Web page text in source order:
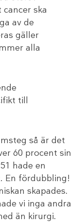
ska
av de
gäller
alla
till
så är det
60 procent sin
hade en
En fördubbling!
skapades.
vi inga andra
än kirurgi.